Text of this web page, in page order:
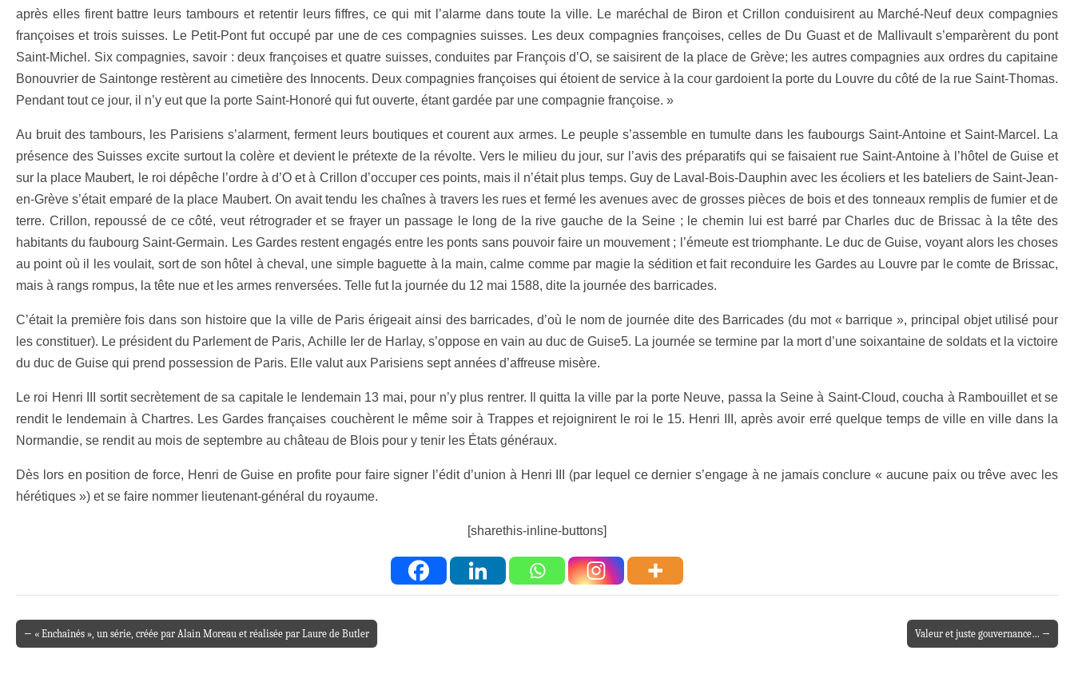
après elles firent battre leurs tambours et retentir leurs fiffres, ce qui mit l’alarme dans toute la ville. Le maréchal de Biron et Crillon conduisirent au Marché-Neuf deux compagnies
françoises et trois suisses. Le Petit-Pont fut occupé par une de ces compagnies suisses. Les deux compagnies françoises, celles de Du Guast et de Mallivault s’emparèrent du pont
Saint-Michel. Six compagnies, savoir : deux françoises et quatre suisses, conduites par François d’O, se saisirent de la place de Grève; les autres compagnies aux ordres du capitaine
Bonouvrier de Saintonge restèrent au cimetière des Innocents. Deux compagnies françoises qui étoient de service à la cour gardoient la porte du Louvre du côté de la rue Saint-Thomas.
Pendant tout ce jour, il n’y eut que la porte Saint-Honoré qui fut ouverte, étant gardée par une compagnie françoise. »
Au bruit des tambours, les Parisiens s’alarment, ferment leurs boutiques et courent aux armes. Le peuple s’assemble en tumulte dans les faubourgs Saint-Antoine et Saint-Marcel. La
présence des Suisses excite surtout la colère et devient le prétexte de la révolte. Vers le milieu du jour, sur l’avis des préparatifs qui se faisaient rue Saint-Antoine à l’hôtel de Guise et
sur la place Maubert, le roi dépêche l’ordre à d’O et à Crillon d’occuper ces points, mais il n’était plus temps. Guy de Laval-Bois-Dauphin avec les écoliers et les bateliers de Saint-Jean-
en-Grève s’était emparé de la place Maubert. On avait tendu les chaînes à travers les rues et fermé les avenues avec de grosses pièces de bois et des tonneaux remplis de fumier et de
terre. Crillon, repoussé de ce côté, veut rétrograder et se frayer un passage le long de la rive gauche de la Seine ; le chemin lui est barré par Charles duc de Brissac à la tête des
habitants du faubourg Saint-Germain. Les Gardes restent engagés entre les ponts sans pouvoir faire un mouvement ; l’émeute est triomphante. Le duc de Guise, voyant alors les choses
au point où il les voulait, sort de son hôtel à cheval, une simple baguette à la main, calme comme par magie la sédition et fait reconduire les Gardes au Louvre par le comte de Brissac,
mais à rangs rompus, la tête nue et les armes renversées. Telle fut la journée du 12 mai 1588, dite la journée des barricades.
C’était la première fois dans son histoire que la ville de Paris érigeait ainsi des barricades, d’où le nom de journée dite des Barricades (du mot « barrique », principal objet utilisé pour
les constituer). Le président du Parlement de Paris, Achille Ier de Harlay, s’oppose en vain au duc de Guise5. La journée se termine par la mort d’une soixantaine de soldats et la victoire
du duc de Guise qui prend possession de Paris. Elle valut aux Parisiens sept années d’affreuse misère.
Le roi Henri III sortit secrètement de sa capitale le lendemain 13 mai, pour n’y plus rentrer. Il quitta la ville par la porte Neuve, passa la Seine à Saint-Cloud, coucha à Rambouillet et se
rendit le lendemain à Chartres. Les Gardes françaises couchèrent le même soir à Trappes et rejoignirent le roi le 15. Henri III, après avoir erré quelque temps de ville en ville dans la
Normandie, se rendit au mois de septembre au château de Blois pour y tenir les États généraux.
Dès lors en position de force, Henri de Guise en profite pour faire signer l’édit d’union à Henri III (par lequel ce dernier s’engage à ne jamais conclure « aucune paix ou trêve avec les
hérétiques ») et se faire nommer lieutenant-général du royaume.
[sharethis-inline-buttons]
Post navigation
← « Enchaînés », un série, créée par Alain Moreau et réalisée par Laure de Butler Valeur et juste gouvernance… →